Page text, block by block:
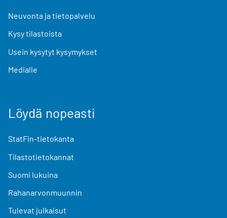
Neuvonta ja tietopalvelu
Kysy tilastoista
Usein kysytyt kysymykset
Medialle
Löydä nopeasti
StatFin-tietokanta
Tilastotietokannat
Suomi lukuina
Rahanarvonmuunnin
Tulevat julkaisut